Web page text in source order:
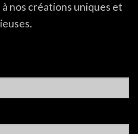
nos créations uniques et